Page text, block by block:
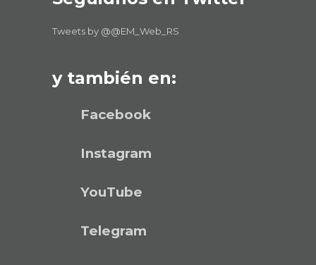
Tweets by @@EM_Web_RS
y también en:
Facebook
Instagram
YouTube
Telegram